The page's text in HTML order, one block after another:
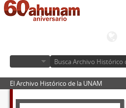
El Archivo Histórico de la UNAM